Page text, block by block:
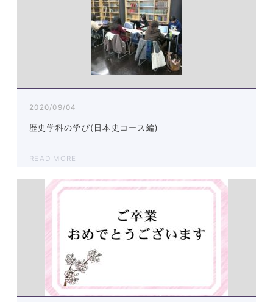
2020/09/04
歴史学科の学び(日本史コース編)
READ MORE